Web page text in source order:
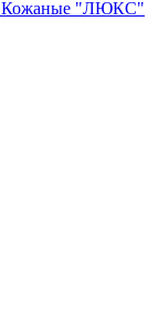
Кожаные "ЛЮКС"